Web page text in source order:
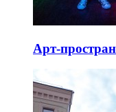
Арт-